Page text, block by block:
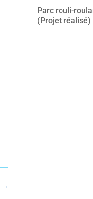
→
Parc rouli-
(Projet réalisé)